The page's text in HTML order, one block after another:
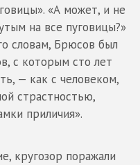
«А может, и не
на все пуговицы?»
словам, Брюсов был
с которым сто лет
— как с человеком,
страстностью,
приличия».
кругозор поражали